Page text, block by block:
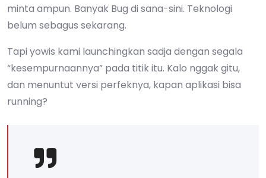
minta ampun. Banyak Bug di sana-sini. Teknologi
belum sebagus sekarang.
Tapi yowis kami launchingkan sadja dengan segala
“kesempurnaannya” pada titik itu. Kalo nggak gitu,
dan menuntut versi perfeknya, kapan aplikasi bisa
running?